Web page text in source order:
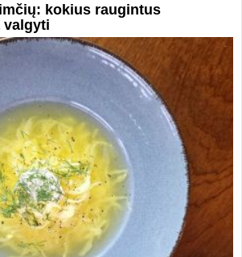
kokius raugintus
valgyti